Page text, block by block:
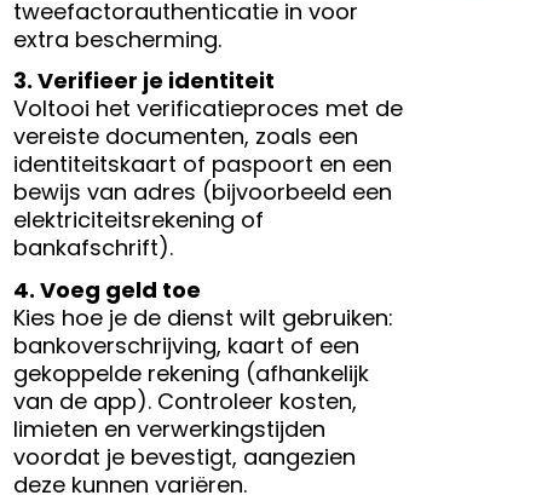
tweefactorauthenticatie in voor
extra bescherming.
3. Verifieer je identiteit
Voltooi het verificatieproces met de
vereiste documenten, zoals een
identiteitskaart of paspoort en een
bewijs van adres (bijvoorbeeld een
elektriciteitsrekening of
bankafschrift).
4. Voeg geld toe
Kies hoe je de dienst wilt gebruiken:
bankoverschrijving, kaart of een
gekoppelde rekening (afhankelijk
van de app). Controleer kosten,
limieten en verwerkingstijden
voordat je bevestigt, aangezien
deze kunnen variëren.